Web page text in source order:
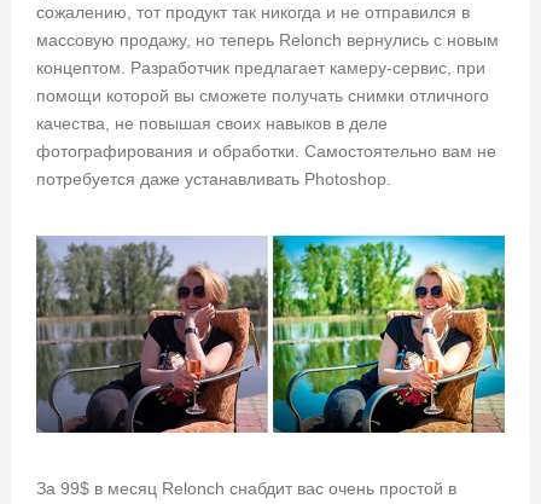
сожалению, тот продукт так никогда и не отправился в
массовую продажу, но теперь Relonch вернулись с новым
концептом. Разработчик предлагает камеру-сервис, при
помощи которой вы сможете получать снимки отличного
качества, не повышая своих навыков в деле
фотографирования и обработки. Самостоятельно вам не
потребуется даже устанавливать Photoshop.
За 99$ в месяц Relonch снабдит вас очень простой в